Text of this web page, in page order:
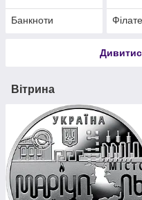
Банкноти
Вітрина